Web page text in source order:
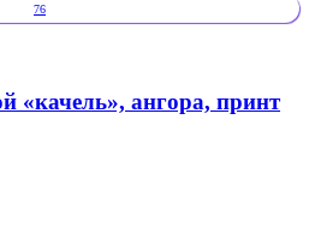
76
«качель», ангора, принт